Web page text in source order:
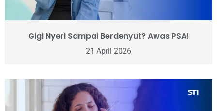
Gigi Nyeri Sampai Berdenyut? Awas PSA!
21 April 2026